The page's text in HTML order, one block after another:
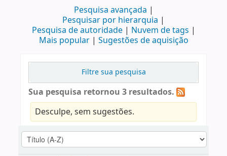
Pesquisa avançada
Pesquisar por hierarquia
Pesquisa de autoridade
Nuvem de tags
Mais popular
Sugestões de aquisição
Filtre sua pesquisa
Sua pesquisa retornou 3 resultados.
Desculpe, sem sugestões.